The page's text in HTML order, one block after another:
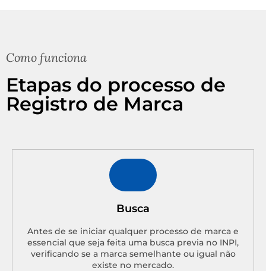
Como funciona
Etapas do processo de
Registro de Marca
Busca
Antes de se iniciar qualquer processo de marca e
essencial que seja feita uma busca previa no INPI,
verificando se a marca semelhante ou igual não
existe no mercado.